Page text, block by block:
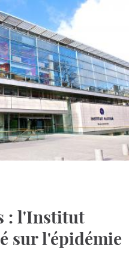
: l'Institut
sur l'épidémie